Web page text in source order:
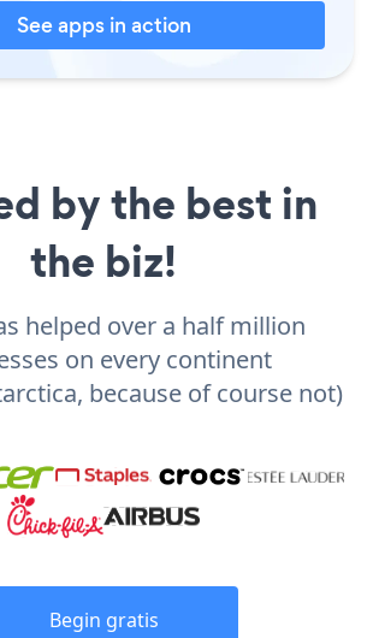
See apps in action
by the best in
the biz!
helped over a half million
on every continent
because of course not)
Begin gratis